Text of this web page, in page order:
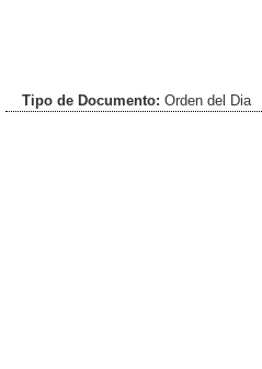
Tipo de Documento: Orden del Dia